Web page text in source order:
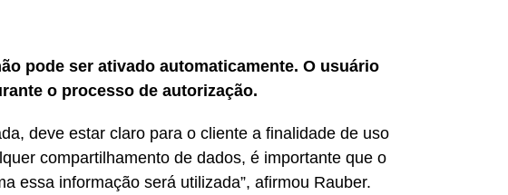
pode ser ativado automaticamente. O usuário
o processo de autorização.
deve estar claro para o cliente a finalidade de uso
compartilhamento de dados, é importante que o
essa informação será utilizada”, afirmou Rauber.